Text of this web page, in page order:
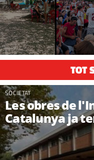
TOT
SOCIETAT
Les obres de
Catalunya ja